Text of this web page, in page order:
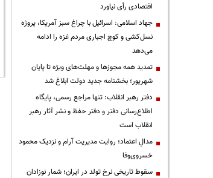
اقتصادی رأی نیاورد
جهاد اسلامی: اسرائیل با چراغ سبز آمریکا، پروژه
نسل‌کشی و کوچ اجباری مردم غزه را ادامه
می‌دهد
تمدید همه مجوزها و مهلت‌های ویژه تا پایان
شهریور؛ بخشنامه جدید دولت ابلاغ شد
دفتر رهبر انقلاب: تنها مراجع رسمی، پایگاه
اطلاع‌رسانی دفتر و دفتر حفظ و نشر آثار رهبر
انقلاب است
مدالِ اعتماد؛ روایت مدیریت آرام و نزدیک محمود
خسروی‌وفا
سقوط تاریخی نرخ تولد در ایران؛ شمار نوزادان